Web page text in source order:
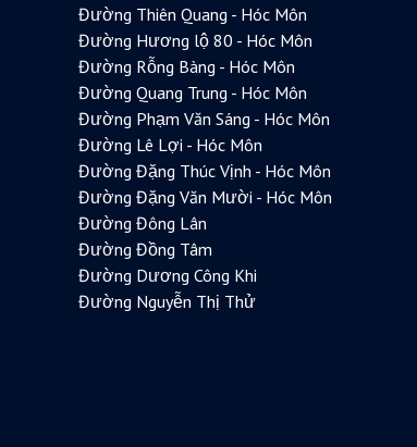
Đường Thiên Quang - Hóc Môn
Đường Hương lộ 80 - Hóc Môn
Đường Rỗng Bàng - Hóc Môn
Đường Quang Trung - Hóc Môn
Đường Phạm Văn Sáng - Hóc Môn
Đường Lê Lợi - Hóc Môn
Đường Đặng Thúc Vịnh - Hóc Môn
Đường Đặng Văn Mười - Hóc Môn
Đường Đông Lân
Đường Đồng Tâm
Đường Dương Công Khi
Đường Nguyễn Thị Thử